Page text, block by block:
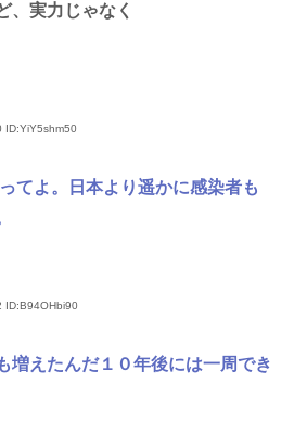
、実力じゃなく
ID:YiY5shm50
てよ。日本より遥かに感染者も
ID:B94OHbi90
増えたんだ１０年後には一周でき